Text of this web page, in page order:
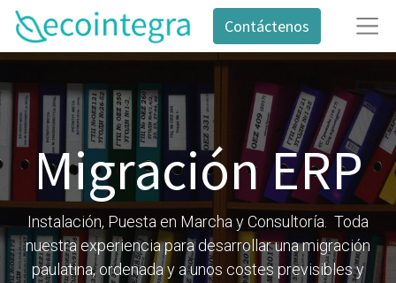
Contáctenos
Migración ERP
Instalación, Puesta en Marcha y Consultoría. Toda
nuestra experiencia para desarrollar una migración
paulatina, ordenada y a unos costes previsibles y